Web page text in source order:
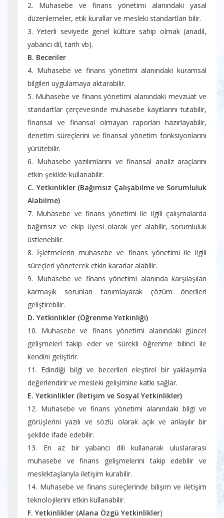
2. Muhasebe ve finans yönetimi alanındaki yasal
düzenlemeler, etik kurallar ve mesleki standartları bilir.
3. Yeterli seviyede genel kültüre sahip olmak (anadil,
yabancı dil, tarih vb).
B. Beceriler
4. Muhasebe ve finans yönetimi alanındaki kuramsal
bilgileri uygulamaya aktarabilir.
5. Muhasebe ve finans yönetimi alanındaki mevzuat ve
standartlar çerçevesinde muhasebe kayıtlarını tutabilir,
finansal ve finansal olmayan raporları hazırlayabilir,
denetim süreçlerini ve finansal yönetim fonksiyonlarını
yürütebilir.
6. Muhasebe yazılımlarını ve finansal analiz araçlarını
etkin şekilde kullanabilir.
C. Yetkinlikler (Bağımsız Çalışabilme ve Sorumluluk
Alabilme)
7. Muhasebe ve finans yönetimi ile ilgili çalışmalarda
bağımsız ve ekip üyesi olarak yer alabilir, sorumluluk
üstlenebilir.
8. İşletmelerin muhasebe ve finans yönetimi ile ilgili
süreçleri yöneterek etkin kararlar alabilir.
9. Muhasebe ve finans yönetimi alanında karşılaşılan
karmaşık sorunları tanımlayarak çözüm önerileri
geliştirebilir.
D. Yetkinlikler (Öğrenme Yetkinliği)
10. Muhasebe ve finans yönetimi alanındaki güncel
gelişmeleri takip eder ve sürekli öğrenme bilinci ile
kendini geliştirir.
11. Edindiği bilgi ve becerileri eleştirel bir yaklaşımla
değerlendirir ve mesleki gelişimine katkı sağlar.
E. Yetkinlikler (İletişim ve Sosyal Yetkinlikler)
12. Muhasebe ve finans yönetimi alanındaki bilgi ve
görüşlerini yazılı ve sözlü olarak açık ve anlaşılır bir
şekilde ifade edebilir.
13. En az bir yabancı dili kullanarak uluslararası
muhasebe ve finans gelişmelerini takip edebilir ve
meslektaşlarıyla iletişim kurabilir.
14. Muhasebe ve finans süreçlerinde bilişim ve iletişim
teknolojilerini etkin kullanabilir.
F. Yetkinlikler (Alana Özgü Yetkinlikler)